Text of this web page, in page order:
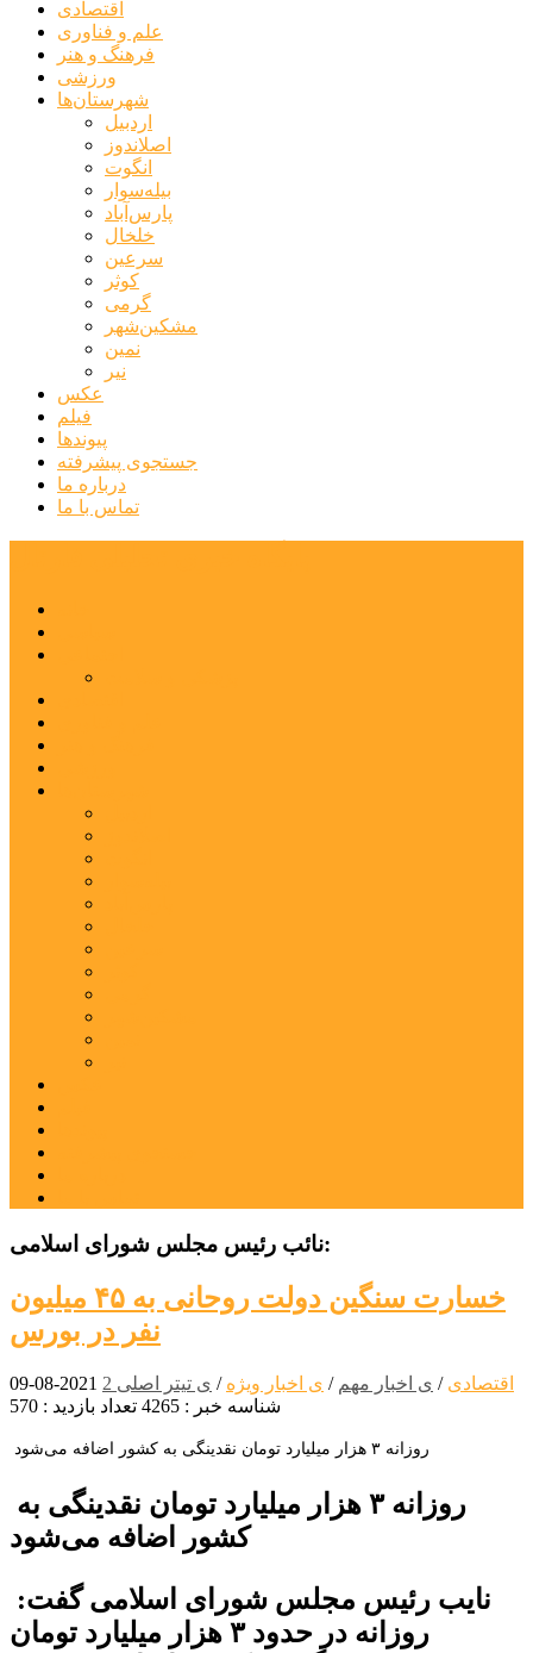
اقتصادی
علم و فناوری
فرهنگ و هنر
ورزشی
شهرستان‌ها
اردبیل
اصلاندوز
انگوت
بیله‌سوار
پارس‌آباد
خلخال
سرعین
کوثر
گرمی
مشکین‌شهر
نمین
نیر
عکس
فیلم
پیوندها
جستجوی پیشرفته
درباره ما
تماس با ما
نائب رئیس مجلس شورای اسلامی:
خسارت سنگین دولت روحانی به ۴۵ میلیون
نفر در بورس
اقتصادی / ی اخبار مهم / ی اخبار ویژه / ی تیتر اصلی 2
2021-08-09
شناسه خبر : 4265
تعداد بازدید : 570
روزانه ۳ هزار میلیارد تومان نقدینگی به کشور اضافه می‌شود
کشور اضافه می‌شود
روزانه در حدود ۳ هزار میلیارد تومان